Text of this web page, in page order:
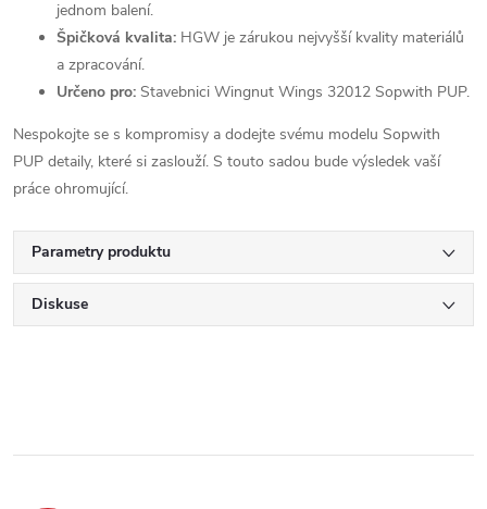
jednom balení.
Špičková kvalita: HGW je zárukou nejvyšší kvality materiálů
a zpracování.
Určeno pro: Stavebnici Wingnut Wings 32012 Sopwith PUP.
Nespokojte se s kompromisy a dodejte svému modelu Sopwith
PUP detaily, které si zaslouží. S touto sadou bude výsledek vaší
práce ohromující.
Parametry produktu
Diskuse